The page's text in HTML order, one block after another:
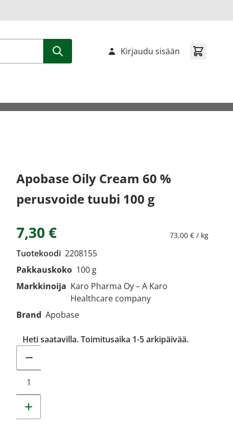
Kirjaudu sisään
Apobase Oily Cream 60 %
perusvoide tuubi 100 g
7,30 € 73,00 € / kg
Tuotekoodi 2208155
Pakkauskoko 100 g
Markkinoija Karo Pharma Oy – A Karo
Healthcare company
Brand Apobase
Heti saatavilla. Toimitusaika 1-5 arkipäivää.